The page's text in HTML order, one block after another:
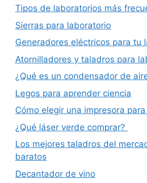
Tipos de laboratorios más
Sierras para laboratorio
Generadores eléctricos para tu
Atornilladores y taladros para
¿Qué es un condensador de
Legos para aprender ciencia
Cómo elegir una impresora
¿Qué láser verde comprar?
Los mejores taladros del
baratos
Decantador de vino